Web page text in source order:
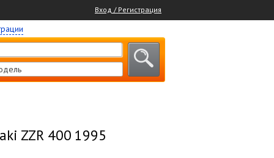
Вход / Регистрация
ZZR 400 1995